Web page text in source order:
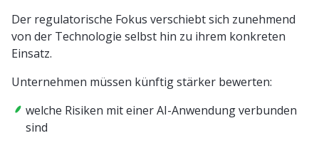
Der regulatorische Fokus verschiebt sich zunehmend
von der Technologie selbst hin zu ihrem konkreten
Einsatz.
Unternehmen müssen künftig stärker bewerten:
welche Risiken mit einer AI-Anwendung verbunden
sind